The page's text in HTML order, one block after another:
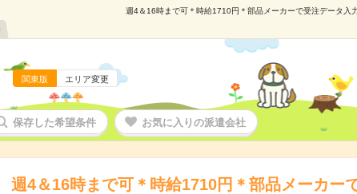
週4＆16時まで可＊時給1710円＊部品メーカーで受注データ入
関東版 エリア変更
保存した希望条件 お気に入りの派遣会社
週4＆16時まで可＊時給1710円＊部品メーカー